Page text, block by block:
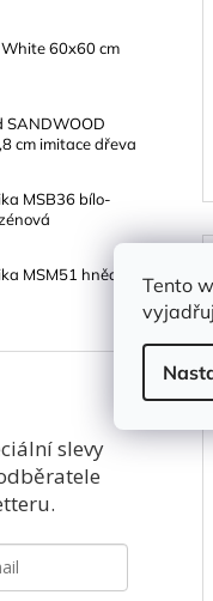
Tento
60x60 cm
SANDWOOD
cm imitace dřeva
MSB36 bílo-
MSM51 hnědá
slevy